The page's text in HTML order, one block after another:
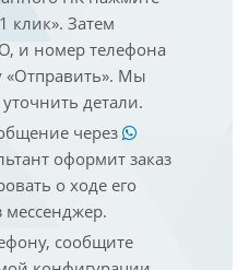
клик». Затем
и номер телефона
«Отправить». Мы
детали.
через
оформит заказ
о ходе его
мессенджер.
сообщите